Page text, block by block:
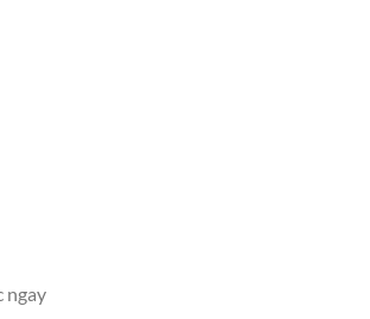
ngay